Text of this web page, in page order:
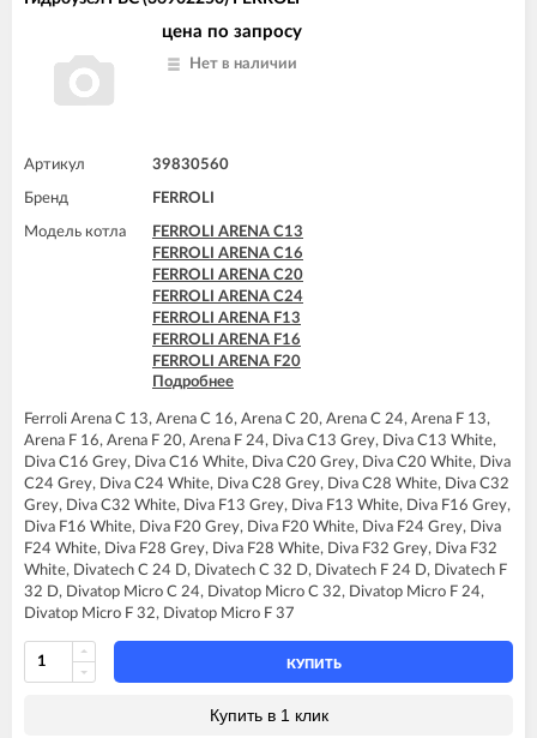
FERROLI DOMItech C32
FERROLI DOMItech C32 D
FERROLI DOMItech F24 D
FERROLI DIVAtech F24 D
FERROLI DIVAtech F32 D
FERROLI DIVAtop HF24
FERROLI DIVAtop micro F32
FERROLI DIVAtop micro LN C24
FERROLI DIVAtop micro LN F24
FERROLI DOMINA C13 N
FERROLI DOMINA C16 N
FERROLI DOMINA C20 N
FERROLI DOMINA C24 N
FERROLI DOMINA C32 N
FERROLI DOMINA F13 N
FERROLI DOMINA F16 N
FERROLI DOMINA F24 N
FERROLI DOMINA F32 N
FERROLI DOMIproject C24 D
FERROLI DOMIproject C32
FERROLI DOMIproject C32 D
FERROLI DOMIproject F24 D
FERROLI DOMIproject F32
FERROLI DOMIproject F32 D
цена по запросу
Нет в наличии
Артикул 39830560
Бренд FERROLI
Модель котла
FERROLI ARENA C13
FERROLI ARENA C16
FERROLI ARENA C20
FERROLI ARENA C24
FERROLI ARENA F13
FERROLI ARENA F16
FERROLI ARENA F20
FERROLI ARENA F24
FERROLI BLUEHELIX TECH 35C
FERROLI DIVA C13
FERROLI DIVA C16
FERROLI DIVA C20
FERROLI DIVA C24
FERROLI DIVA C28
FERROLI DIVA C32
FERROLI DIVA F13
FERROLI DIVA F16
FERROLI DIVA F20
FERROLI DIVA F24
FERROLI DIVA F32
FERROLI DIVA F37
FERROLI DIVAproject F24
Подробнее
Ferroli Arena C 13, Arena C 16, Arena C 20, Arena C 24, Arena F 13,
Arena F 16, Arena F 20, Arena F 24, Diva C13 Grey, Diva C13 White,
Diva C16 Grey, Diva C16 White, Diva C20 Grey, Diva C20 White, Diva
C24 Grey, Diva C24 White, Diva C28 Grey, Diva C28 White, Diva C32
Grey, Diva C32 White, Diva F13 Grey, Diva F13 White, Diva F16 Grey,
Diva F16 White, Diva F20 Grey, Diva F20 White, Diva F24 Grey, Diva
F24 White, Diva F28 Grey, Diva F28 White, Diva F32 Grey, Diva F32
White, Divatech C 24 D, Divatech C 32 D, Divatech F 24 D, Divatech F
32 D, Divatop Micro C 24, Divatop Micro C 32, Divatop Micro F 24,
Divatop Micro F 32, Divatop Micro F 37
КУПИТЬ
Купить в 1 клик